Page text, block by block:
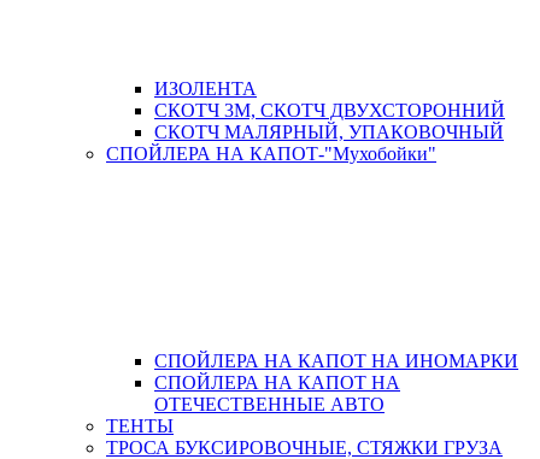
ИЗОЛЕНТА
СКОТЧ 3М, СКОТЧ ДВУХСТОРОННИЙ
СКОТЧ МАЛЯРНЫЙ, УПАКОВОЧНЫЙ
СПОЙЛЕРА НА КАПОТ-"Мухобойки"
СПОЙЛЕРА НА КАПОТ НА ИНОМАРКИ
СПОЙЛЕРА НА КАПОТ НА
ОТЕЧЕСТВЕННЫЕ АВТО
ТЕНТЫ
ТРОСА БУКСИРОВОЧНЫЕ, СТЯЖКИ ГРУЗА